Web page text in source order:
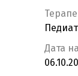
Дата